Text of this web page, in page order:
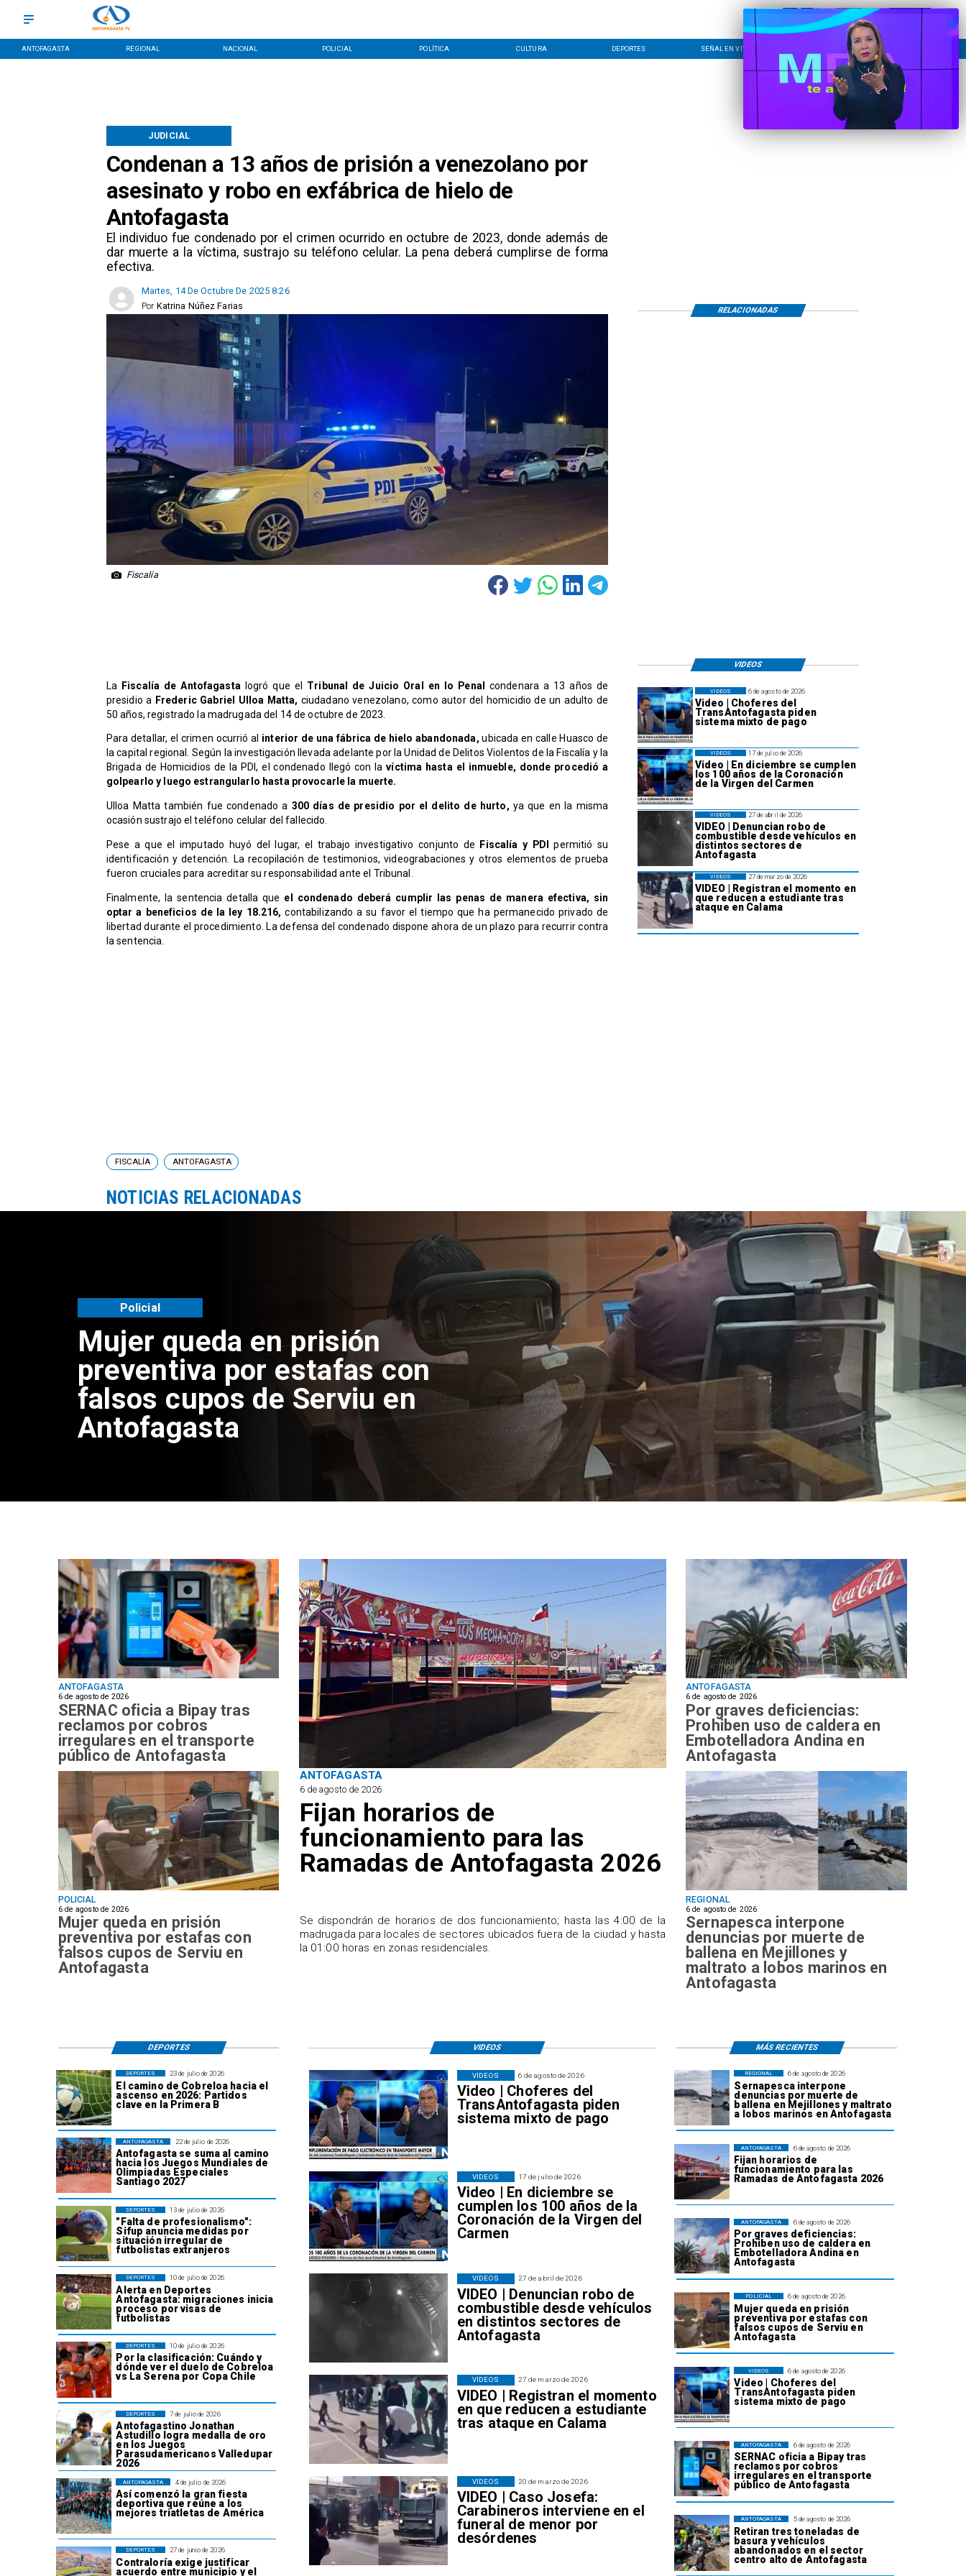
ANTOFAGASTA REGIONAL NACIONAL POLICIAL POLÍTICA CULTURA DEPORTES SEÑAL EN VIVO
Condenan a 13 años de prisión a venezolano por
asesinato y robo en exfábrica de hielo de
Antofagasta
El individuo fue condenado por el crimen ocurrido en octubre de 2023, donde además de
dar muerte a la víctima, sustrajo su teléfono celular. La pena deberá cumplirse de forma
efectiva.
JUDICIAL
Martes, 14 De Octubre De 2025 8:26
Katrina Núñez Farias
Por
Fiscalía
RELACIONADAS
​La Fiscalía de Antofagasta logró que el Tribunal de Juicio Oral en lo Penal condenara a 13 años de
presidio a Frederic Gabriel Ulloa Matta, ciudadano venezolano, como autor del homicidio de un adulto de
50 años, registrado la madrugada del 14 de octubre de 2023.
Para detallar, el crimen ocurrió al interior de una fábrica de hielo abandonada, ubicada en calle Huasco de
la capital regional. Según la investigación llevada adelante por la Unidad de Delitos Violentos de la Fiscalía y la
Brigada de Homicidios de la PDI, el condenado llegó con lavíctima hasta el inmueble, donde procedió a
golpearlo y luego estrangularlo hasta provocarle la muerte.
Ulloa Matta también fue condenado a 300 días de presidio por el delito de hurto, ya que en la misma
ocasión sustrajo el teléfono celular del fallecido.
Pese a que el imputado huyó del lugar, el trabajo investigativo conjunto de Fiscalía y PDIpermitió su
identificación y detención. La recopilación de testimonios, videograbaciones y otros elementos de prueba
fueron cruciales para acreditar su responsabilidad ante el Tribunal.
Finalmente, la sentencia detalla que el condenado deberá cumplir las penas de manera efectiva, sin
optar a beneficios de la ley 18.216, contabilizando a su favor el tiempo que ha permanecido privado de
libertad durante el procedimiento. La defensa del condenado dispone ahora de un plazo para recurrir contra
la sentencia.
VIDEOS
6 de agosto de 2026
Video | Choferes del
TransAntofagasta piden
sistema mixto de pago
VIDEOS
17 de julio de 2026
Video | En diciembre se cumplen
los 100 años de la Coronación
de la Virgen del Carmen
VIDEOS
27 de abril de 2026
VIDEO | Denuncian robo de
combustible desde vehículos en
distintos sectores de
Antofagasta
VIDEOS
27 de marzo de 2026
VIDEO | Registran el momento en
que reducen a estudiante tras
ataque en Calama
VIDEOS
FISCALÍA ANTOFAGASTA
NOTICIAS RELACIONADAS
Video | Choferes del
TransAntofagasta piden sistema
mixto de pago
Videos
ANTOFAGASTA
6 de agosto de 2026
SERNAC oficia a Bipay tras
reclamos por cobros
irregulares en el transporte
público de Antofagasta
ANTOFAGASTA
6 de agosto de 2026
Fijan horarios de
funcionamiento para las
Ramadas de Antofagasta 2026
Se dispondrán de horarios de dos funcionamiento; hasta las 4:00 de la
madrugada para locales de sectores ubicados fuera de la ciudad y hasta
la 01:00 horas en zonas residenciales.
POLICIAL
6 de agosto de 2026
Mujer queda en prisión
preventiva por estafas con
falsos cupos de Serviu en
Antofagasta
ANTOFAGASTA
6 de agosto de 2026
Por graves deficiencias:
Prohiben uso de caldera en
Embotelladora Andina en
Antofagasta
REGIONAL
6 de agosto de 2026
Sernapesca interpone
denuncias por muerte de
ballena en Mejillones y
maltrato a lobos marinos en
Antofagasta
6 de agosto de 2026
Sernapesca interpone
denuncias por muerte de
ballena en Mejillones y maltrato
a lobos marinos en Antofagasta
REGIONAL
6 de agosto de 2026
Fijan horarios de
funcionamiento para las
Ramadas de Antofagasta 2026
ANTOFAGASTA
6 de agosto de 2026
Por graves deficiencias:
Prohiben uso de caldera en
Embotelladora Andina en
Antofagasta
ANTOFAGASTA
6 de agosto de 2026
Mujer queda en prisión
preventiva por estafas con
falsos cupos de Serviu en
Antofagasta
POLICIAL
6 de agosto de 2026
Video | Choferes del
TransAntofagasta piden
sistema mixto de pago
VIDEOS
6 de agosto de 2026
SERNAC oficia a Bipay tras
reclamos por cobros
irregulares en el transporte
público de Antofagasta
ANTOFAGASTA
5 de agosto de 2026
Retiran tres toneladas de
basura y vehículos
abandonados en el sector
centro alto de Antofagasta
ANTOFAGASTA
23 de julio de 2026
El camino de Cobreloa hacia el
ascenso en 2026: Partidos
clave en la Primera B
DEPORTES
22 de julio de 2026
Antofagasta se suma al camino
hacia los Juegos Mundiales de
Olimpiadas Especiales
Santiago 2027
ANTOFAGASTA
13 de julio de 2026
"Falta de profesionalismo":
Sifup anuncia medidas por
situación irregular de
futbolistas extranjeros
DEPORTES
10 de julio de 2026
Alerta en Deportes
Antofagasta: migraciones inicia
proceso por visas de
futbolistas
DEPORTES
10 de julio de 2026
Por la clasificación: Cuándo y
dónde ver el duelo de Cobreloa
vs La Serena por Copa Chile
DEPORTES
7 de julio de 2026
Antofagastino Jonathan
Astudillo logra medalla de oro
en los Juegos
Parasudamericanos Valledupar
2026
DEPORTES
4 de julio de 2026
Así comenzó la gran fiesta
deportiva que reúne a los
mejores triatletas de América
ANTOFAGASTA
27 de junio de 2026
Contraloría exige justificar
acuerdo entre municipio y el
DEPORTES
6 de agosto de 2026
Video | Choferes del
TransAntofagasta piden
sistema mixto de pago
VIDEOS
17 de julio de 2026
Video | En diciembre se
cumplen los 100 años de la
Coronación de la Virgen del
Carmen
VIDEOS
27 de abril de 2026
VIDEO | Denuncian robo de
combustible desde vehículos
en distintos sectores de
Antofagasta
VIDEOS
27 de marzo de 2026
VIDEO | Registran el momento
en que reducen a estudiante
tras ataque en Calama
VIDEOS
20 de marzo de 2026
VIDEO | Caso Josefa:
Carabineros interviene en el
funeral de menor por
desórdenes
VIDEOS
VIDEOS
DEPORTES MÁS RECIENTES